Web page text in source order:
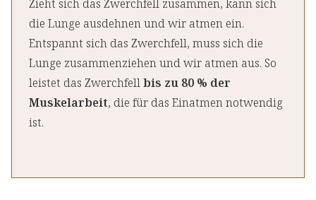
Zieht sich das Zwerchfell zusammen, kann sich
die Lunge ausdehnen und wir atmen ein.
Entspannt sich das Zwerchfell, muss sich die
Lunge zusammenziehen und wir atmen aus. So
leistet das Zwerchfellbis zu 80 % der
Muskelarbeit, die für das Einatmen notwendig
ist.